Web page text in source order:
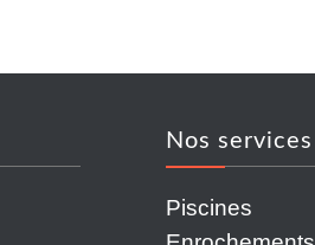
Nos services
Piscines